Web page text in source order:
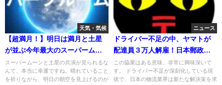
天気・気候
【超満月！】明日は満月と土星
が並ぶ今年最大のスーパームー
ン
スーパームーンと土星の共演が見られるな
んて、本当に幸運ですね。晴れていること
を祈りながら、明日の朝空を見上げるのが
ニュース
ドライバー不足の中、ヤマトが
配達員３万人解雇！日本郵政は
大丈夫？
この協業はある意味、非常に興味深いで
す。 ドライバー不足が深刻化している現
状で、日本の物流業界は新たな解決策を求